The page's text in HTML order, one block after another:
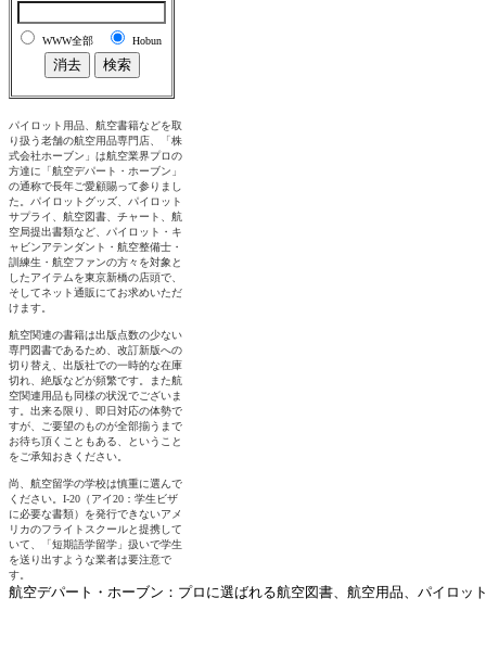
航空デパート・ホーブン：プロに選ばれる航空図書、航空用品、パイロッ